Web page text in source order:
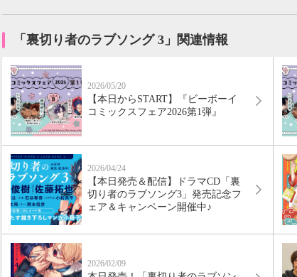
「裏切り者のラブソング 3」関連情報
2026/05/20
【本日からSTART】『ビーボーイ
コミックスフェア2026第1弾』
2026/04/24
【本日発売＆配信】ドラマCD「裏
切り者のラブソング3」発売記念フ
ェア＆キャンペーン開催中♪
2026/02/09